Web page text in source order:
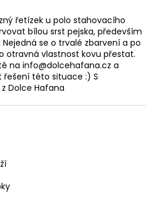
řetízek u polo stahovacího
bílou srst pejska, především
se o trvalé zbarvení a po
otravná vlastnost kovu přestat.
na info@dolcehafana.cz a
řešení této situace :) S
Dolce Hafana